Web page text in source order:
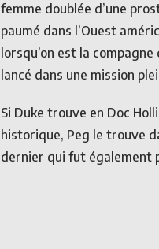
femme doublée d’une
paumé dans l’Ouest
lorsqu’on est la
lancé dans une mission
Si Duke trouve en Doc
historique, Peg le trouve
dernier qui fut également